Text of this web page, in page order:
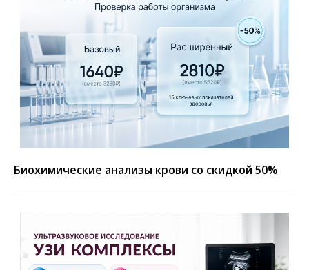
Биохимические анализы крови со скидкой 50%